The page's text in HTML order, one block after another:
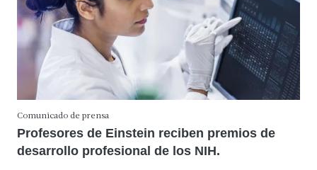
Comunicado de prensa
Profesores de Einstein reciben premios de
desarrollo profesional de los NIH.